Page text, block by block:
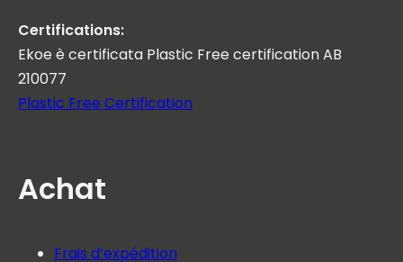
Certifications:
Ekoe è certificata Plastic Free certification AB
210077
Plastic Free Certification
Achat
Frais d’expédition